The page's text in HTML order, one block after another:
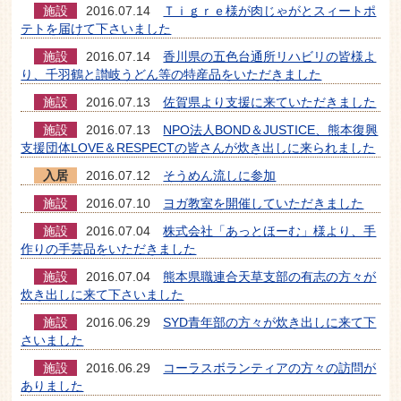
施設 2016.07.14
Ｔｉｇｒｅ様が肉じゃがとスィートポ
テトを届けて下さいました
施設
2016.07.14香川県の五色台通所リハビリの皆様よ
り、千羽鶴と讃岐うどん等の特産品をいただきました
施設
2016.07.13佐賀県より支援に来ていただきました
施設
2016.07.13 NPO法人BOND＆JUSTICE、熊本復興
支援団体LOVE＆RESPECTの皆さんが炊き出しに来られました
入居
2016.07.12 そうめん流しに参加
施設
2016.07.10 ヨガ教室を開催していただきました
施設
2016.07.04株式会社「あっとほーむ」様より、手
作りの手芸品をいただきました
施設
2016.07.04熊本県職連合天草支部の有志の方々が
炊き出しに来て下さいました
施設
2016.06.29SYD青年部の方々が炊き出しに来て下
さいました
施設
2016.06.29 コーラスボランティアの方々の訪問が
ありました